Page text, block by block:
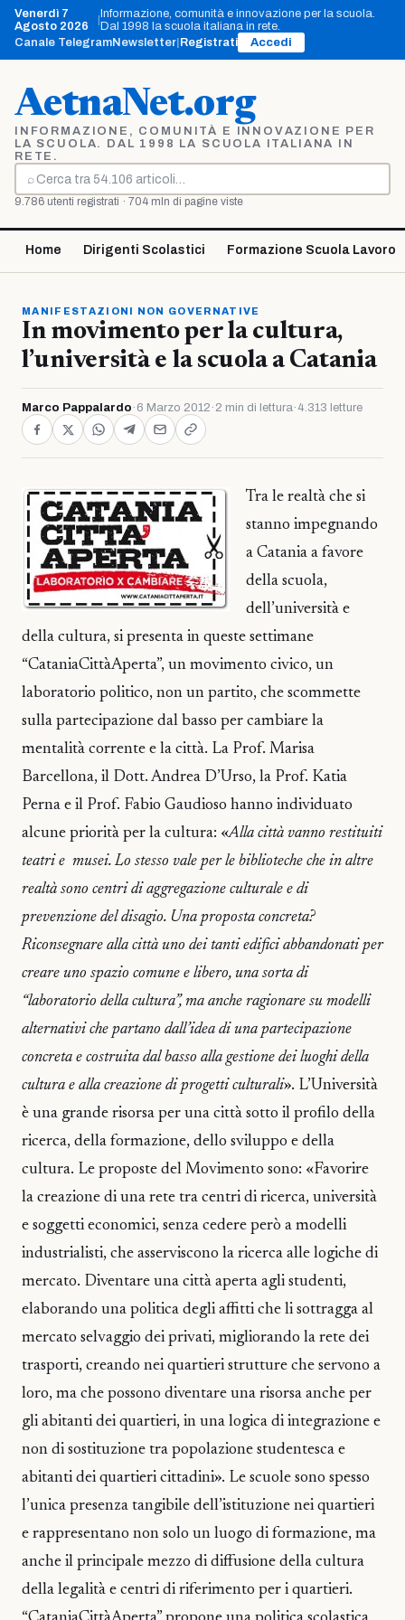
Vai
contenuto
Venerdì 7
Agosto 2026
Informazione, comunità e innovazione per la scuola.
Dal 1998 la scuola italiana in rete.
Canale TelegramNewsletter Registrati Accedi
AetnaNet.org
INFORMAZIONE, COMUNITÀ E INNOVAZIONE PER
LA SCUOLA. DAL 1998 LA SCUOLA ITALIANA IN
RETE.
⌕
Cerca
9.786 utenti registrati · 704 mln di pagine viste
Home Dirigenti Scolastici Formazione Scuola Lavoro
MANIFESTAZIONI NON GOVERNATIVE
In movimento per la cultura,
l’università e la scuola a Catania
Marco Pappalardo · 6 Marzo 2012 · 2 min di lettura· 4.313 letture
Tra le realtà che si
stanno impegnando
a Catania a favore
della scuola,
dell’università e
della cultura, si presenta in queste settimane
“CataniaCittàAperta”, un movimento civico, un
laboratorio politico, non un partito, che scommette
sulla partecipazione dal basso per cambiare la
mentalità corrente e la città. La Prof. Marisa
Barcellona, il Dott. Andrea D’Urso, la Prof. Katia
Perna e il Prof. Fabio Gaudioso hanno individuato
alcune priorità per la cultura: «Alla città vanno restituiti
teatri e musei. Lo stesso vale per le biblioteche che in altre
realtà sono centri di aggregazione culturale e di
prevenzione del disagio. Una proposta concreta?
Riconsegnare alla città uno dei tanti edifici abbandonati per
creare uno spazio comune e libero, una sorta di
“laboratorio della cultura”, ma anche ragionare su modelli
alternativi che partano dall’idea di una partecipazione
concreta e costruita dal basso alla gestione dei luoghi della
cultura e alla creazione di progetti culturali». L’Università
è una grande risorsa per una città sotto il profilo della
ricerca, della formazione, dello sviluppo e della
cultura. Le proposte del Movimento sono: «Favorire
la creazione di una rete tra centri di ricerca, università
e soggetti economici, senza cedere però a modelli
industrialisti, che asserviscono la ricerca alle logiche di
mercato. Diventare una città aperta agli studenti,
elaborando una politica degli affitti che li sottragga al
mercato selvaggio dei privati, migliorando la rete dei
trasporti, creando nei quartieri strutture che servono a
loro, ma che possono diventare una risorsa anche per
gli abitanti dei quartieri, in una logica di integrazione e
non di sostituzione tra popolazione studentesca e
abitanti dei quartieri cittadini». Le scuole sono spesso
l’unica presenza tangibile dell’istituzione nei quartieri
e rappresentano non solo un luogo di formazione, ma
anche il principale mezzo di diffusione della cultura
della legalità e centri di riferimento per i quartieri.